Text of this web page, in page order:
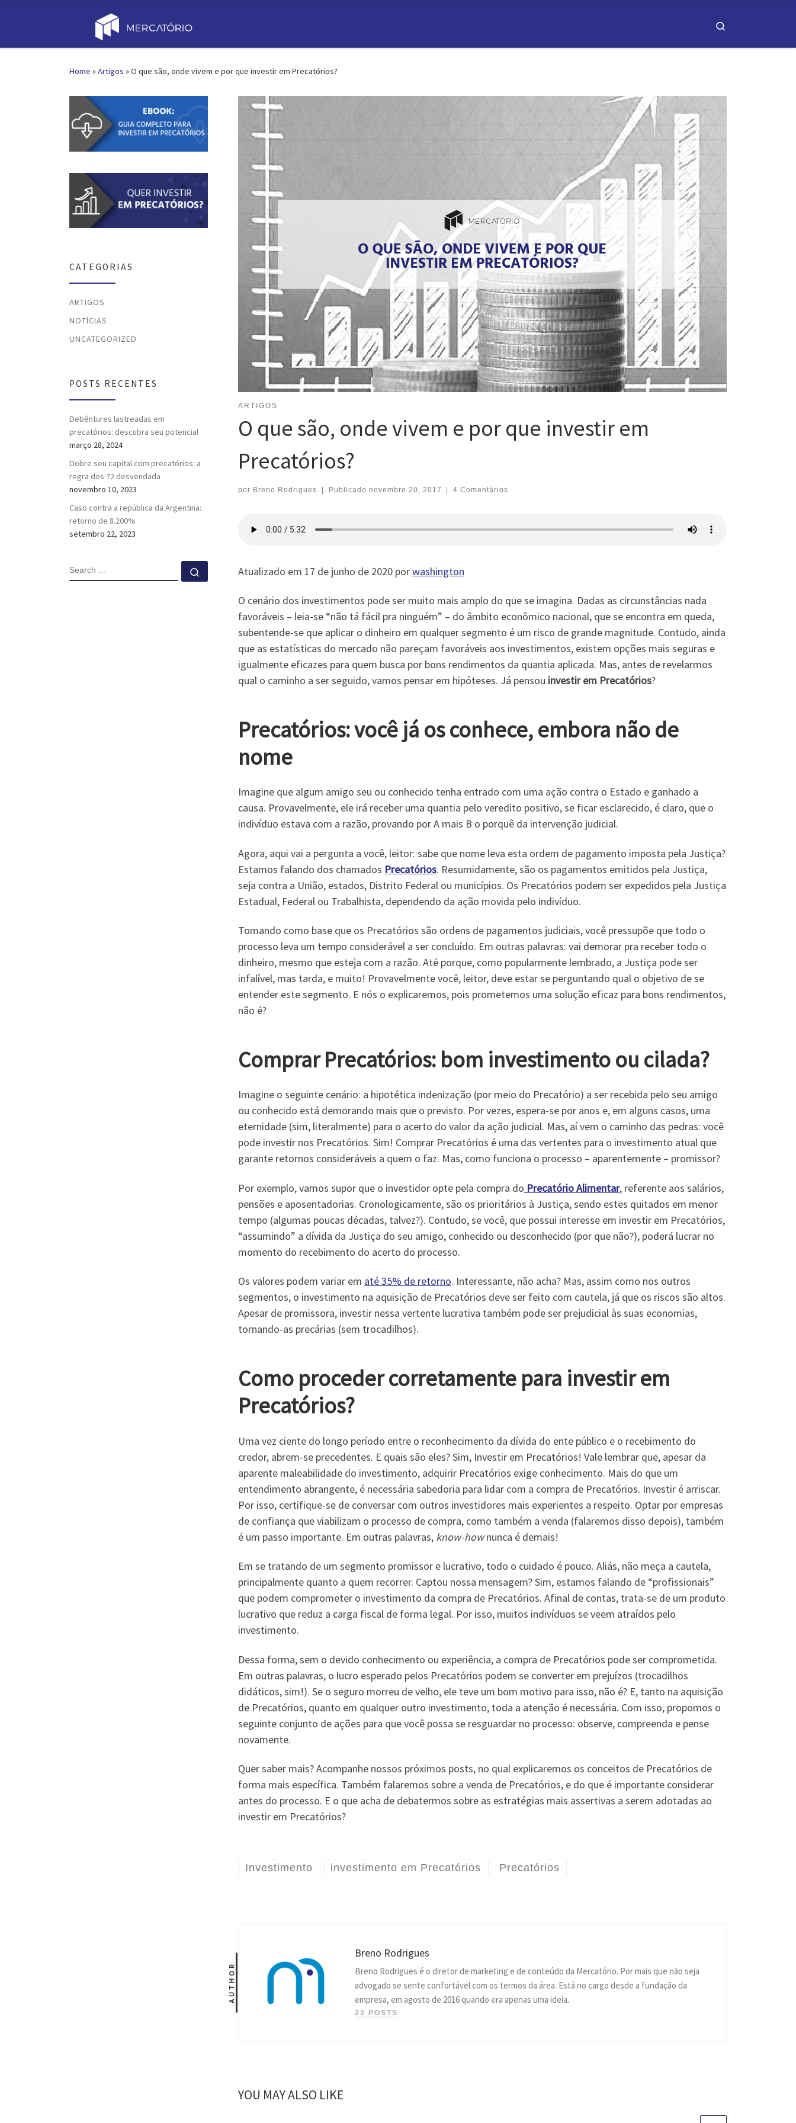
Home »Artigos »O que são, onde vivem e por que investir em Precatórios?
ARTIGOS
O que são, onde vivem e por que investir em
Precatórios?
por Breno Rodrigues Publicado novembro 20, 2017 4 Comentários
Atualizado em 17 de junho de 2020 porwashington
O cenário dos investimentos pode ser muito mais amplo do que se imagina. Dadas as circunstâncias nada
favoráveis – leia-se “não tá fácil pra ninguém” – do âmbito econômico nacional, que se encontra em queda,
subentende-se que aplicar o dinheiro em qualquer segmento é um risco de grande magnitude. Contudo, ainda
que as estatísticas do mercado não pareçam favoráveis aos investimentos, existem opções mais seguras e
igualmente eficazes para quem busca por bons rendimentos da quantia aplicada. Mas, antes de revelarmos
qual o caminho a ser seguido, vamos pensar em hipóteses. Já pensou investir em Precatórios?
Precatórios: você já os conhece, embora não de
nome
Imagine que algum amigo seu ou conhecido tenha entrado com uma ação contra o Estado e ganhado a
causa. Provavelmente, ele irá receber uma quantia pelo veredito positivo, se ficar esclarecido, é claro, que o
indivíduo estava com a razão, provando por A mais B o porquê da intervenção judicial.
Agora, aqui vai a pergunta a você, leitor: sabe que nome leva esta ordem de pagamento imposta pela Justiça?
Estamos falando dos chamados Precatórios. Resumidamente, são os pagamentos emitidos pela Justiça,
seja contra a União, estados, Distrito Federal ou municípios. Os Precatórios podem ser expedidos pela Justiça
Estadual, Federal ou Trabalhista, dependendo da ação movida pelo indivíduo.
Tomando como base que os Precatórios são ordens de pagamentos judiciais, você pressupõe que todo o
processo leva um tempo considerável a ser concluído. Em outras palavras: vai demorar pra receber todo o
dinheiro, mesmo que esteja com a razão. Até porque, como popularmente lembrado, a Justiça pode ser
infalível, mas tarda, e muito! Provavelmente você, leitor, deve estar se perguntando qual o objetivo de se
entender este segmento. E nós o explicaremos, pois prometemos uma solução eficaz para bons rendimentos,
não é?
Comprar Precatórios: bom investimento ou cilada?
Imagine o seguinte cenário: a hipotética indenização (por meio do Precatório) a ser recebida pelo seu amigo
ou conhecido está demorando mais que o previsto. Por vezes, espera-se por anos e, em alguns casos, uma
eternidade (sim, literalmente) para o acerto do valor da ação judicial. Mas, aí vem o caminho das pedras: você
pode investir nos Precatórios. Sim! Comprar Precatórios é uma das vertentes para o investimento atual que
garante retornos consideráveis a quem o faz. Mas, como funciona o processo – aparentemente – promissor?
Por exemplo, vamos supor que o investidor opte pela compra do PrecatórioAlimentar, referente aos salários,
pensões e aposentadorias. Cronologicamente, são os prioritários à Justiça, sendo estes quitados em menor
tempo (algumas poucas décadas, talvez?). Contudo, se você, que possui interesse em investir em Precatórios,
“assumindo” a dívida da Justiça do seu amigo, conhecido ou desconhecido (por que não?), poderá lucrar no
momento do recebimento do acerto do processo.
Os valores podem variar em até 35% de retorno. Interessante, não acha? Mas, assim como nos outros
segmentos, o investimento na aquisição de Precatórios deve ser feito com cautela, já que os riscos são altos.
Apesar de promissora, investir nessa vertente lucrativa também pode ser prejudicial às suas economias,
tornando-as precárias (sem trocadilhos).
Como proceder corretamente para investir em
Precatórios?
Uma vez ciente do longo período entre o reconhecimento da dívida do ente público e o recebimento do
credor, abrem-se precedentes. E quais são eles? Sim, Investir em Precatórios! Vale lembrar que, apesar da
aparente maleabilidade do investimento, adquirir Precatórios exige conhecimento. Mais do que um
entendimento abrangente, é necessária sabedoria para lidar com a compra de Precatórios. Investir é arriscar.
Por isso, certifique-se de conversar com outros investidores mais experientes a respeito. Optar por empresas
de confiança que viabilizam o processo de compra, como também a venda (falaremos disso depois), também
é um passo importante. Em outras palavras, know-hownunca é demais!
Em se tratando de um segmento promissor e lucrativo, todo o cuidado é pouco. Aliás, não meça a cautela,
principalmente quanto a quem recorrer. Captou nossa mensagem? Sim, estamos falando de “profissionais”
que podem comprometer o investimento da compra de Precatórios. Afinal de contas, trata-se de um produto
lucrativo que reduz a carga fiscal de forma legal. Por isso, muitos indivíduos se veem atraídos pelo
investimento.
Dessa forma, sem o devido conhecimento ou experiência, a compra de Precatórios pode ser comprometida.
Em outras palavras, o lucro esperado pelos Precatórios podem se converter em prejuízos (trocadilhos
didáticos, sim!). Se o seguro morreu de velho, ele teve um bom motivo para isso, não é? E, tanto na aquisição
de Precatórios, quanto em qualquer outro investimento, toda a atenção é necessária. Com isso, propomos o
seguinte conjunto de ações para que você possa se resguardar no processo: observe, compreenda e pense
novamente.
Quer saber mais? Acompanhe nossos próximos posts, no qual explicaremos os conceitos de Precatórios de
forma mais específica. Também falaremos sobre a venda de Precatórios, e do que é importante considerar
antes do processo. E o que acha de debatermos sobre as estratégias mais assertivas a serem adotadas ao
investir em Precatórios?
Investimento investimento em Precatórios Precatórios
AUTHOR
Breno Rodrigues
Breno Rodrigues é o diretor de marketing e de conteúdo da Mercatório. Por mais que não seja
advogado se sente confortável com os termos da área. Está no cargo desde a fundação da
empresa, em agosto de 2016 quando era apenas uma ideia.
23 POSTS
YOU MAY ALSO LIKE
CATEGORIAS
ARTIGOS
NOTÍCIAS
UNCATEGORIZED
POSTS RECENTES
Debêntures lastreadas em
precatórios: descubra seu potencial
março 28, 2024
Dobre seu capital com precatórios: a
regra dos 72 desvendada
novembro 10, 2023
Caso contra a república da Argentina:
retorno de 8.200%
setembro 22, 2023
SEARCH Search …